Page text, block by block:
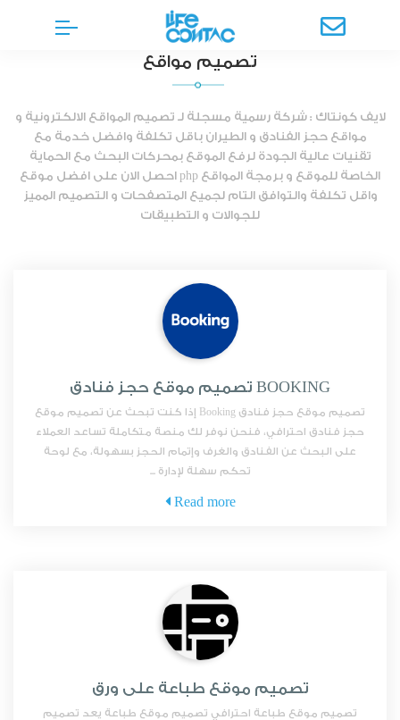
تصميم مواقع
لايف كونتاك : شركة رسمية مسجلة لـ تصميم المواقع الالكترونية و
مواقع حجز الفنادق و الطيران باقل تكلفة وافضل خدمة مع
تقنيات عالية الجودة لرفع الموقع بمحركات البحث مع الحماية
الخاصة للموقع و برمجة المواقع php احصل الان على افضل موقع
واقل تكلفة والتوافق التام لجميع المتصفحات و التصميم المميز
للجوالات و التطبيقات
تصميم موقع حجز فنادق BOOKING
تصميم موقع حجز فنادق Booking إذا كنت تبحث عن تصميم موقع
حجز فنادق احترافي، فنحن نوفر لك منصة متكاملة تساعد العملاء
على البحث عن الفنادق والغرف وإتمام الحجز بسهولة، مع لوحة
تحكم سهلة لإدارة ...
Read more
تصميم موقع طباعة على ورق
تصميم موقع طباعة احترافي تصميم موقع طباعة يعد تصميم